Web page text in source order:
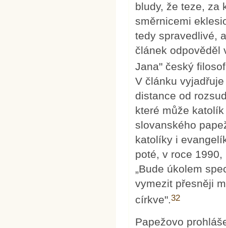
bludy, že teze, za
směrnicemi
tedy spravedlivé,
článek odpověděl
Jana" český
V článku
distance od
které může
slovanského
katolíky i
poté, v roce
„Bude úkolem
vymezit přesněji
církve".32
Papežovo